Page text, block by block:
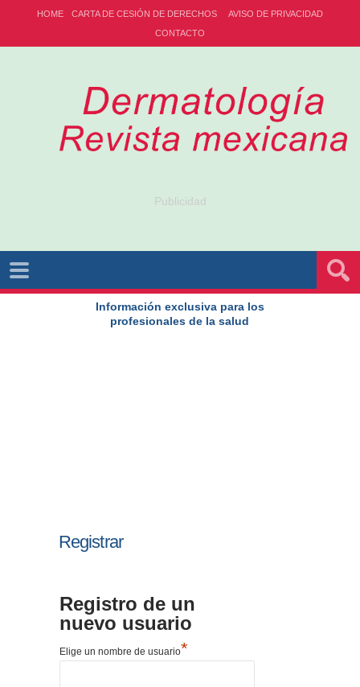
HOME CARTA DE CESIÓN DE DERECHOS
AVISO DE PRIVACIDAD
CONTACTO
Publicidad
Información exclusiva para los
profesionales de la salud
Registrar
Registro de un
nuevo usuario
Elige un nombre de usuario*